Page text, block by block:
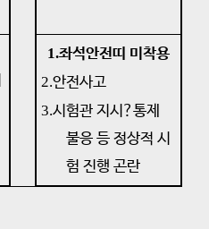
1.좌석안전띠 미착용
2.안전사고
3.시험관 지시 ?통제
불응 등 정상적 시
험 진행 곤란